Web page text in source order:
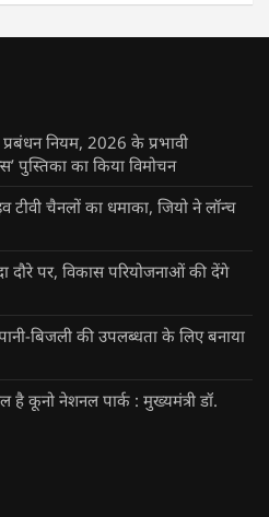
नियम, 2026 के प्रभावी
पुस्तिका का किया विमोचन
चैनलों का धमाका, जियो ने लॉन्च
दौरे पर, विकास परियोजनाओं की देंगे
बिजली की उपलब्धता के लिए बनाया
है कूनो नेशनल पार्क : मुख्यमंत्री डॉ.